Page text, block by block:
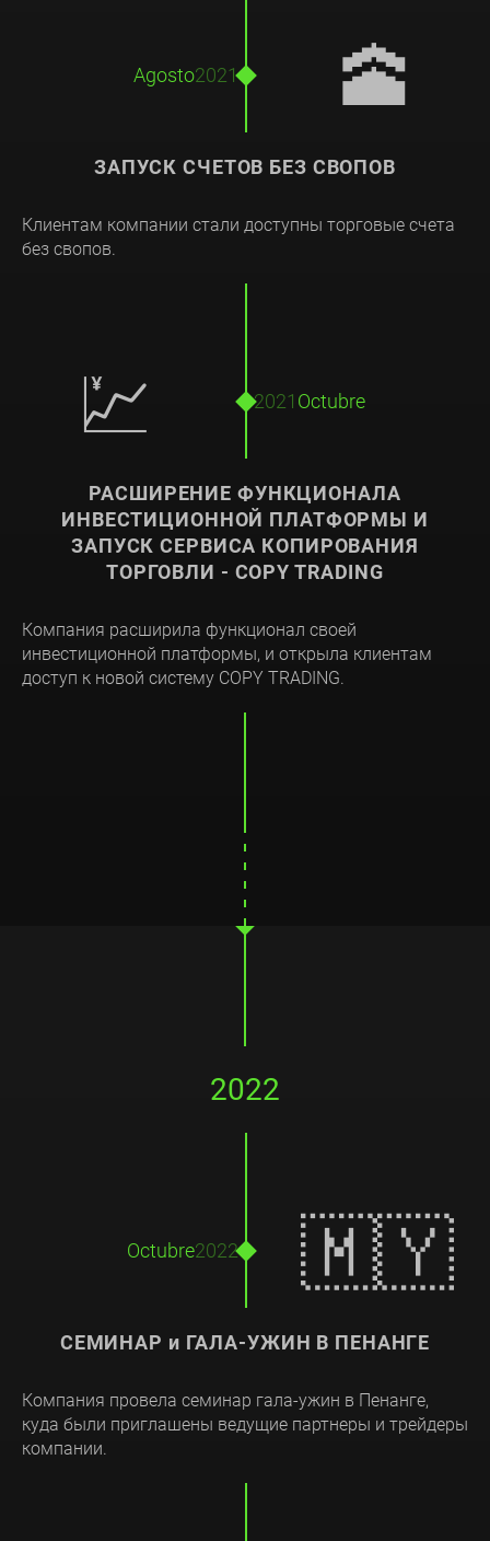
ЗАПУСК СЧЕТОВ БЕЗ СВОПОВ
Клиентам компании стали доступны торговые счета
без свопов.
Agosto2021 🕋
РАСШИРЕНИЕ ФУНКЦИОНАЛА
ИНВЕСТИЦИОННОЙ ПЛАТФОРМЫ И
ЗАПУСК СЕРВИСА КОПИРОВАНИЯ
ТОРГОВЛИ - COPY TRADING
Компания расширила функционал своей
инвестиционной платформы, и открыла клиентам
доступ к новой систему COPY TRADING.
Octubre
2021
💹
2022
СЕМИНАР и ГАЛА-УЖИН В ПЕНАНГЕ
Компания провела семинар гала-ужин в Пенанге,
куда были приглашены ведущие партнеры и трейдеры
компании.
Octubre2022 🇲🇾